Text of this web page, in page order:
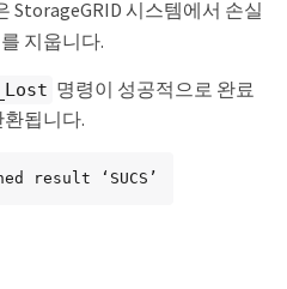
StorageGRID 시스템에서 손실
지웁니다.
명령이 성공적으로 완료
됩니다.
result ‘SUCS’